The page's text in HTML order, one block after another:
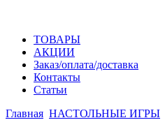
ТОВАРЫ
АКЦИИ
Заказ/оплата/доставка
Контакты
Статьи
Главная НАСТОЛЬНЫЕ ИГРЫ